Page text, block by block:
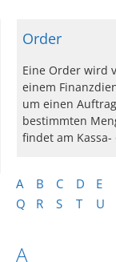
A B C D E
Q
R S T U
A
Order
Eine Order wird
einem
um einen
bestimmten
findet am